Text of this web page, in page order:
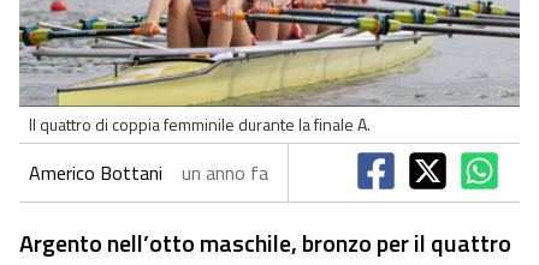
Il quattro di coppia femminile durante la finale A.
Americo Bottani un anno fa
Argento nell’otto maschile, bronzo per il quattro